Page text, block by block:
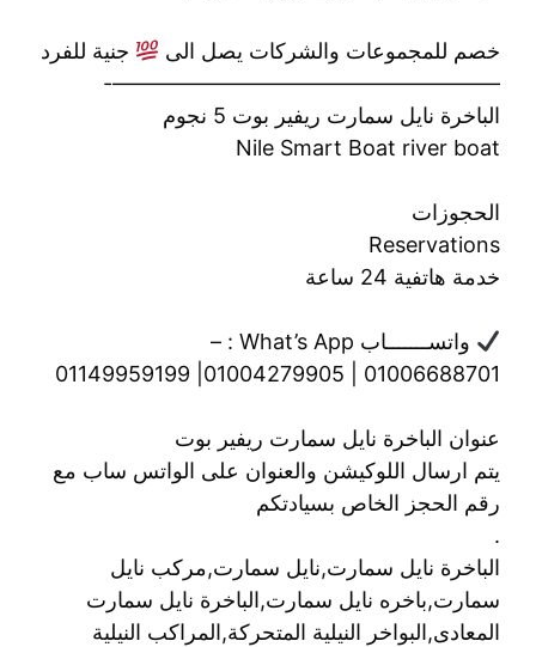
خصم للمجموعات والشركات يصل الى
جنية للفرد
——————————————————-
الباخرة نايل سمارت ريفير بوت 5 نجوم
Nile Smart Boat river boat
الحجوزات
Reservations
خدمة هاتفية 24 ساعة
واتســـــــاب What’s App : –
01006688701 | 01004279905| 01149959199
عنوان الباخرة نايل سمارت ريفير بوت
يتم ارسال اللوكيشن والعنوان على الواتس ساب مع
رقم الحجز الخاص بسيادتكم
.
الباخرة نايل سمارت,نايل سمارت,مركب نايل
سمارت,باخره نايل سمارت,الباخرة نايل سمارت
المعادى,البواخر النيلية المتحركة,المراكب النيلية